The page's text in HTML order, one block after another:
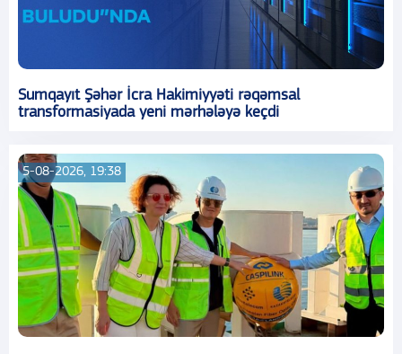
Sumqayıt Şəhər İcra Hakimiyyəti rəqəmsal
transformasiyada yeni mərhələyə keçdi
5-08-2026, 19:38